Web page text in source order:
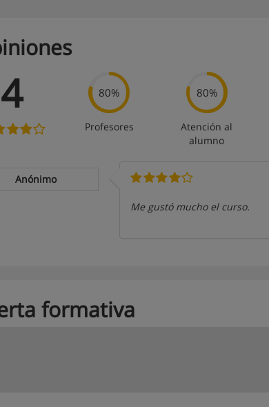
4 80%
Profesores
80%
Atención al
alumno
Anónimo
Me gustó mucho el curso.
formativa